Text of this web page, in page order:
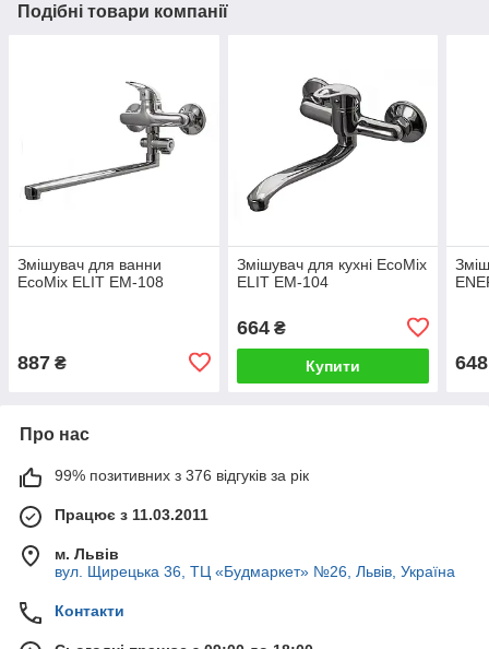
Подібні товари компанії
Змішувач для ванни
EcoMix ELIT EM-108
887 ₴
Змішувач для кухні EcoMix
ELIT EM-104
664₴
Купити 648
Про нас
99% позитивних з 376 відгуків за рік
Працює з 11.03.2011
м. Львів
вул. Щирецька 36, ТЦ «Будмаркет» №26, Львів, Україна
Контакти